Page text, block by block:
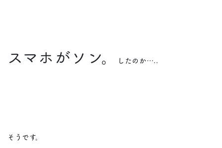
スマホがソン。 したのか…..
そうです。